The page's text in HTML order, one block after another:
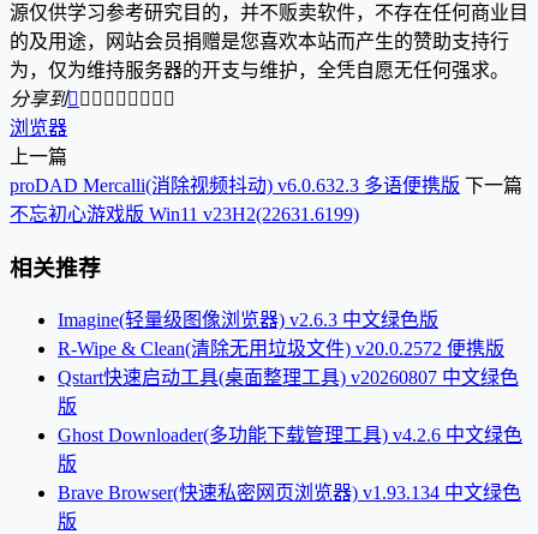
源仅供学习参考研究目的，并不贩卖软件，不存在任何商业目
的及用途，网站会员捐赠是您喜欢本站而产生的赞助支持行
为，仅为维持服务器的开支与维护，全凭自愿无任何强求。
分享到        
浏览器
上一篇
proDAD Mercalli(消除视频抖动) v6.0.632.3 多语便携版 下一篇
不忘初心游戏版 Win11 v23H2(22631.6199)
相关推荐
Imagine(轻量级图像浏览器) v2.6.3 中文绿色版
R-Wipe & Clean(清除无用垃圾文件) v20.0.2572 便携版
Qstart快速启动工具(桌面整理工具) v20260807 中文绿色
版
Ghost Downloader(多功能下载管理工具) v4.2.6 中文绿色
版
Brave Browser(快速私密网页浏览器) v1.93.134 中文绿色
版